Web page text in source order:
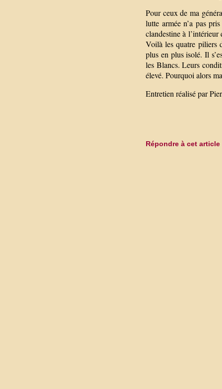
Pour ceux de ma
lutte armée n’a pas
clandestine à
Voilà les quatre piliers
plus en plus isolé. Il
les Blancs. Leurs
élevé. Pourquoi alors
Entretien réalisé par
Répondre à cet article